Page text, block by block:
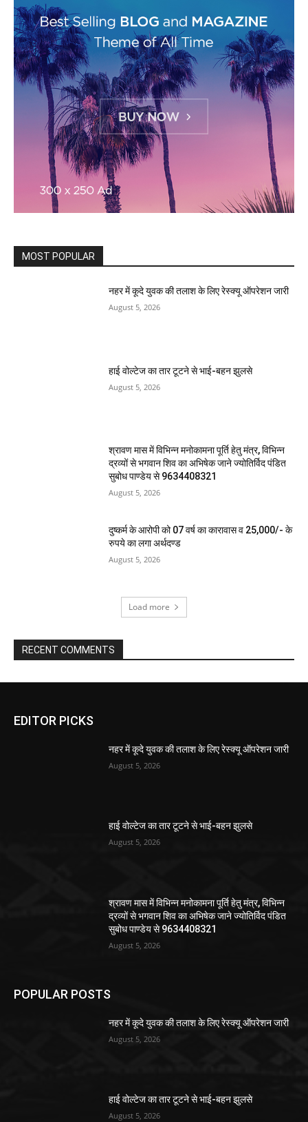
MOST POPULAR
नहर में कूदे युवक की तलाश के लिए रेस्क्यू ऑपरेशन जारी
August 5, 2026
हाई वोल्टेज का तार टूटने से भाई-बहन झुलसे
August 5, 2026
श्रावण मास में विभिन्न मनोकामना पूर्ति हेतु मंत्र, विभिन्न
द्रव्यों से भगवान शिव का अभिषेक जाने ज्योतिर्विद पंडित
सुबोध पाण्डेय से 9634408321
August 5, 2026
दुष्कर्म के आरोपी को 07 वर्ष का कारावास व 25,000/- के
रुपये का लगा अर्थदण्ड
August 5, 2026
Load more
RECENT COMMENTS
EDITOR PICKS
नहर में कूदे युवक की तलाश के लिए रेस्क्यू ऑपरेशन जारी
August 5, 2026
हाई वोल्टेज का तार टूटने से भाई-बहन झुलसे
August 5, 2026
श्रावण मास में विभिन्न मनोकामना पूर्ति हेतु मंत्र, विभिन्न
द्रव्यों से भगवान शिव का अभिषेक जाने ज्योतिर्विद पंडित
सुबोध पाण्डेय से 9634408321
August 5, 2026
POPULAR POSTS
नहर में कूदे युवक की तलाश के लिए रेस्क्यू ऑपरेशन जारी
August 5, 2026
हाई वोल्टेज का तार टूटने से भाई-बहन झुलसे
August 5, 2026